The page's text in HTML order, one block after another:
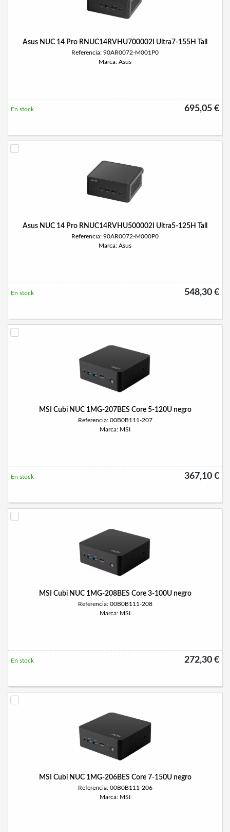
Asus NUC 14 Pro RNUC14RVHU700002I Ultra7-155H Tall
Referencia: 90AR0072-M001P0
Marca: Asus
695,05 €
En stock
Asus NUC 14 Pro RNUC14RVHU500002I Ultra5-125H Tall
Referencia: 90AR0072-M000P0
Marca: Asus
548,30 €
En stock
MSI Cubi NUC 1MG-207BES Core 5-120U negro
Referencia: 00B0B111-207
Marca: MSI
367,10 €
En stock
MSI Cubi NUC 1MG-208BES Core 3-100U negro
Referencia: 00B0B111-208
Marca: MSI
272,30 €
En stock
MSI Cubi NUC 1MG-206BES Core 7-150U negro
Referencia: 00B0B111-206
Marca: MSI